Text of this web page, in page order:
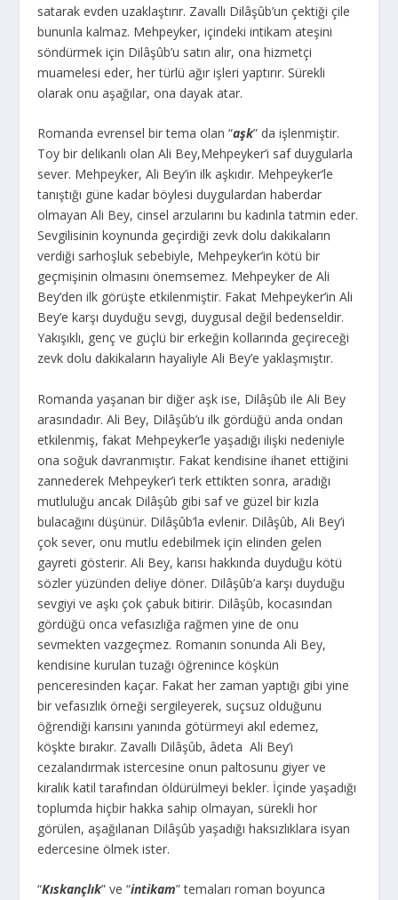
satarak evden uzaklaştırır. Zavallı Dilâşûb’un çektiği çile
bununla kalmaz. Mehpeyker, içindeki intikam ateşini
söndürmek için Dilâşûb’u satın alır, ona hizmetçi
muamelesi eder, her türlü ağır işleri yaptırır. Sürekli
olarak onu aşağılar, ona dayak atar.
Romanda evrensel bir tema olan “aşk” da işlenmiştir.
Toy bir delikanlı olan Ali Bey,Mehpeyker’i saf duygularla
sever. Mehpeyker, Ali Bey’in ilk aşkıdır. Mehpeyker’le
tanıştığı güne kadar böylesi duygulardan haberdar
olmayan Ali Bey, cinsel arzularını bu kadınla tatmin eder.
Sevgilisinin koynunda geçirdiği zevk dolu dakikaların
verdiği sarhoşluk sebebiyle, Mehpeyker’in kötü bir
geçmişinin olmasını önemsemez. Mehpeyker de Ali
Bey’den ilk görüşte etkilenmiştir. Fakat Mehpeyker’in Ali
Bey’e karşı duyduğu sevgi, duygusal değil bedenseldir.
Yakışıklı, genç ve güçlü bir erkeğin kollarında geçireceği
zevk dolu dakikaların hayaliyle Ali Bey’e yaklaşmıştır.
Romanda yaşanan bir diğer aşk ise, Dilâşûb ile Ali Bey
arasındadır. Ali Bey, Dilâşûb’u ilk gördüğü anda ondan
etkilenmiş, fakat Mehpeyker’le yaşadığı ilişki nedeniyle
ona soğuk davranmıştır. Fakat kendisine ihanet ettiğini
zannederek Mehpeyker’i terk ettikten sonra, aradığı
mutluluğu ancak Dilâşûb gibi saf ve güzel bir kızla
bulacağını düşünür. Dilâşûb’la evlenir. Dilâşûb, Ali Bey’i
çok sever, onu mutlu edebilmek için elinden gelen
gayreti gösterir. Ali Bey, karısı hakkında duyduğu kötü
sözler yüzünden deliye döner. Dilâşûb’a karşı duyduğu
sevgiyi ve aşkı çok çabuk bitirir. Dilâşûb, kocasından
gördüğü onca vefasızlığa rağmen yine de onu
sevmekten vazgeçmez. Romanın sonunda Ali Bey,
kendisine kurulan tuzağı öğrenince köşkün
penceresinden kaçar. Fakat her zaman yaptığı gibi yine
bir vefasızlık örneği sergileyerek, suçsuz olduğunu
öğrendiği karısını yanında götürmeyi akıl edemez,
köşkte bırakır. Zavallı Dilâşûb, âdeta Ali Bey’i
cezalandırmak istercesine onun paltosunu giyer ve
kiralık katil tarafından öldürülmeyi bekler. İçinde yaşadığı
toplumda hiçbir hakka sahip olmayan, sürekli hor
görülen, aşağılanan Dilâşûb yaşadığı haksızlıklara isyan
edercesine ölmek ister.
“Kıskançlık” ve “intikam” temaları roman boyunca